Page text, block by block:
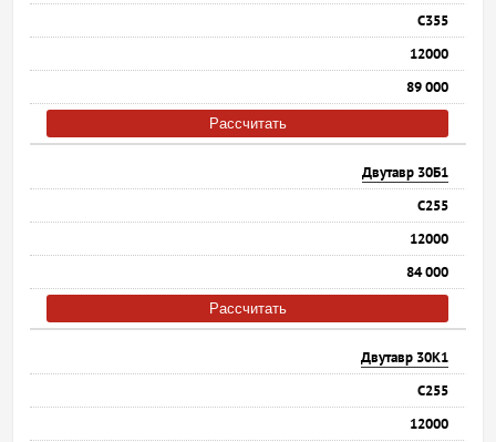
С355
12000
89 000
Рассчитать
Двутавр 30Б1
С255
12000
84 000
Рассчитать
Двутавр 30К1
С255
12000